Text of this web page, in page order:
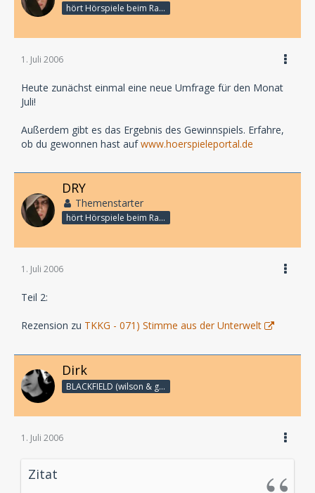
hört Hörspiele beim Rasenmähen
1. Juli 2006
Heute zunächst einmal eine neue Umfrage für den Monat
Juli!
Außerdem gibt es das Ergebnis des Gewinnspiels. Erfahre,
ob du gewonnen hast aufwww.hoerspieleportal.de
DRY
Themenstarter
hört Hörspiele beim Rasenmähen
1. Juli 2006
Teil 2:
Rezension zu TKKG - 071) Stimme aus der Unterwelt
Dirk
BLACKFIELD (wilson & geffen)
1. Juli 2006
Zitat